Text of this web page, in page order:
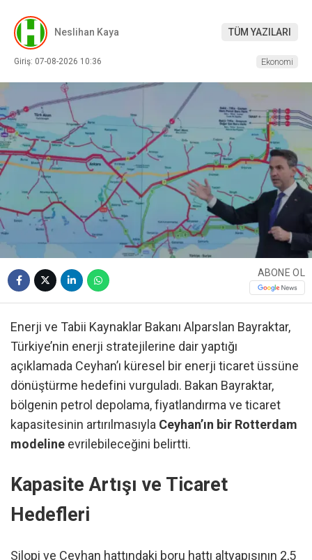
Neslihan Kaya TÜM YAZILARI
Giriş: 07-08-2026 10:36 Ekonomi
ABONE OL
Enerji ve Tabii Kaynaklar Bakanı Alparslan Bayraktar,
Türkiye’nin enerji stratejilerine dair yaptığı
açıklamada Ceyhan’ı küresel bir enerji ticaret üssüne
dönüştürme hedefini vurguladı. Bakan Bayraktar,
bölgenin petrol depolama, fiyatlandırma ve ticaret
kapasitesinin artırılmasıyla Ceyhan’ın bir Rotterdam
modeline evrilebileceğini belirtti.
Kapasite Artışı ve Ticaret
Hedefleri
Silopi ve Ceyhan hattındaki boru hattı altyapısının 2,5